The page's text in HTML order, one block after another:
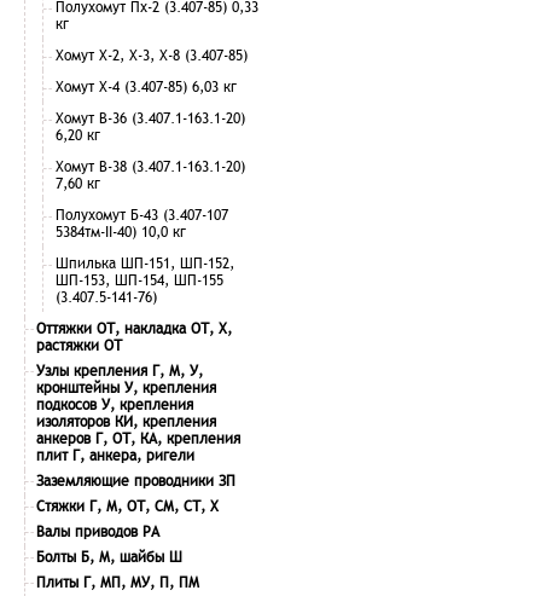
Полухомут Пх-2 (3.407-85) 0,33
кг
Хомут Х-2, Х-3, Х-8 (3.407-85)
Хомут Х-4 (3.407-85) 6,03 кг
Хомут В-36 (3.407.1-163.1-20)
6,20 кг
Хомут В-38 (3.407.1-163.1-20)
7,60 кг
Полухомут Б-43 (3.407-107
5384тм-II-40) 10,0 кг
Шпилька ШП-151, ШП-152,
ШП-153, ШП-154, ШП-155
(3.407.5-141-76)
Оттяжки ОТ, накладка ОТ, Х,
растяжки ОТ
Узлы крепления Г, М, У,
кронштейны У, крепления
подкосов У, крепления
изоляторов КИ, крепления
анкеров Г, ОТ, КА, крепления
плит Г, анкера, ригели
Заземляющие проводники ЗП
Стяжки Г, М, ОТ, СМ, СТ, Х
Валы приводов РА
Болты Б, М, шайбы Ш
Плиты Г, МП, МУ, П, ПМ